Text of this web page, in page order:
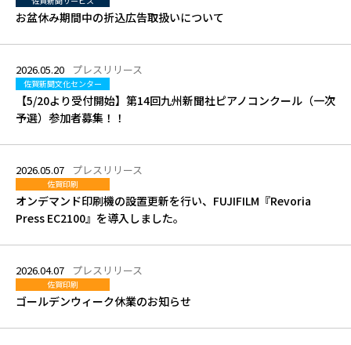
お盆休み期間中の折込広告取扱いについて
2026.05.20 プレスリリース
佐賀新聞文化センター
【5/20より受付開始】第14回九州新聞社ピアノコンクール（一次
予選）参加者募集！！
2026.05.07 プレスリリース
佐賀印刷
オンデマンド印刷機の設置更新を行い、FUJIFILM『Revoria
Press EC2100』を導入しました。
2026.04.07 プレスリリース
佐賀印刷
ゴールデンウィーク休業のお知らせ